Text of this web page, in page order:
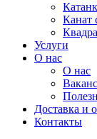
Канат
Услуги
О нас
О нас
Доставка и
Контакты